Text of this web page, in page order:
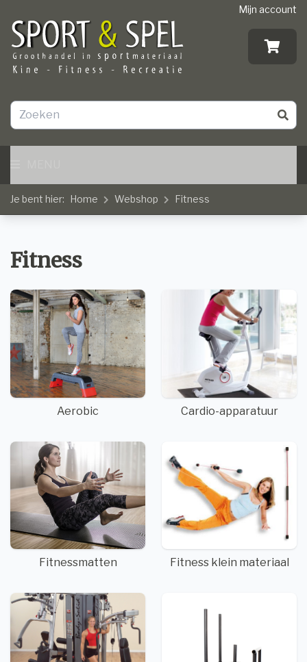
Mijn account
Je bent hier: Home Webshop Fitness
Fitness
Aerobic Cardio-apparatuur
Fitnessmatten Fitness klein materiaal